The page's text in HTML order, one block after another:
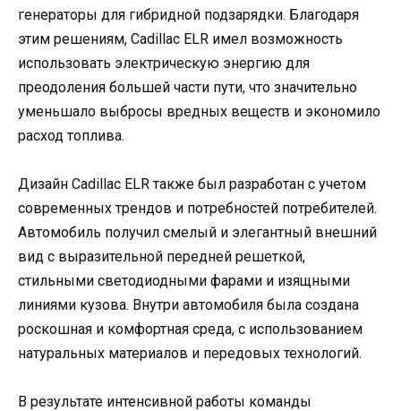
генераторы для гибридной подзарядки. Благодаря
этим решениям, Cadillac ELR имел возможность
использовать электрическую энергию для
преодоления большей части пути, что значительно
уменьшало выбросы вредных веществ и экономило
расход топлива.
Дизайн Cadillac ELR также был разработан с учетом
современных трендов и потребностей потребителей.
Автомобиль получил смелый и элегантный внешний
вид с выразительной передней решеткой,
стильными светодиодными фарами и изящными
линиями кузова. Внутри автомобиля была создана
роскошная и комфортная среда, с использованием
натуральных материалов и передовых технологий.
В результате интенсивной работы команды